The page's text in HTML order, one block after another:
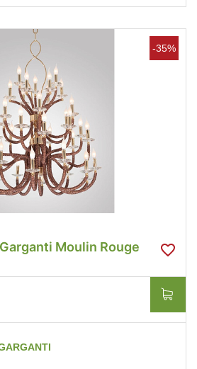
-35%
Moulin Rouge